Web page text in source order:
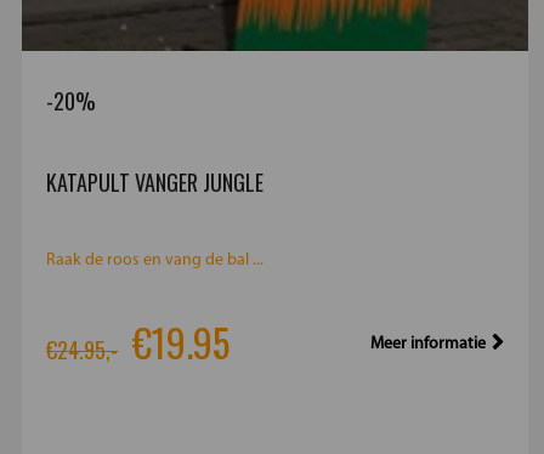
-20%
KATAPULT VANGER JUNGLE
Raak de roos en vang de bal ...
€24.95,- €19.95 Meer informatie